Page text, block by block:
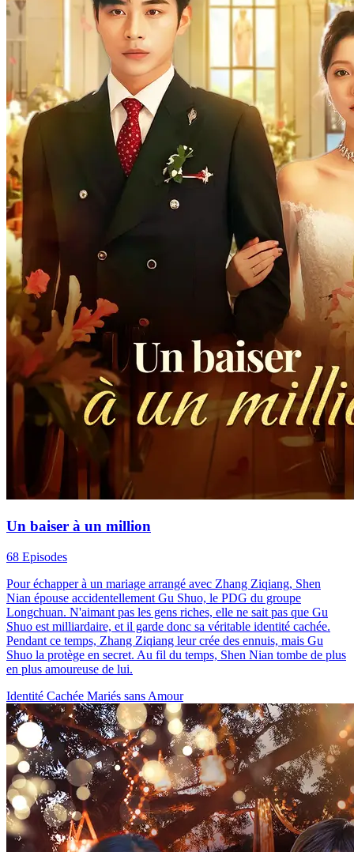
Un baiser à un million
68 Episodes
Pour échapper à un mariage arrangé avec Zhang Ziqiang, Shen
Nian épouse accidentellement Gu Shuo, le PDG du groupe
Longchuan. N'aimant pas les gens riches, elle ne sait pas que Gu
Shuo est milliardaire, et il garde donc sa véritable identité cachée.
Pendant ce temps, Zhang Ziqiang leur crée des ennuis, mais Gu
Shuo la protège en secret. Au fil du temps, Shen Nian tombe de plus
en plus amoureuse de lui.
Identité Cachée Mariés sans Amour